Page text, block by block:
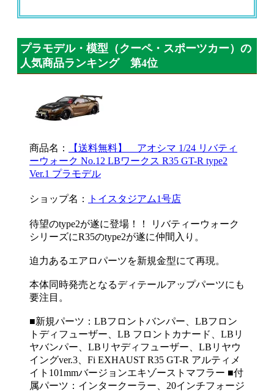
プラモデル・模型（クーペ・スポーツカー）の
人気商品ランキング 第4位
商品名：
【送料無料】 アオシマ 1/24 リバティ
ーウォーク No.12 LBワークス R35 GT-R type2
Ver.1 プラモデル
ショップ名： トイスタジアム1号店
待望のtype2が遂に登場！！ リバティーウォーク
シリーズにR35のtype2が遂に仲間入り。
迫力あるエアロパーツを新規金型にて再現。
本体同時発売となるディテールアップパーツにも
要注目。
■新規パーツ：LBフロントバンパー、LBフロン
トディフューザー、LB フロントカナード、LBリ
ヤバンパー、LBリヤディフューザー、LBリヤウ
イングver.3、Fi EXHAUST R35 GT-R アルティメ
イト101mmバージョンエキゾーストマフラー ■付
属パーツ：インタークーラー、20インチフォージ